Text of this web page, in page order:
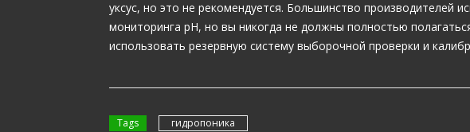
уксус, но это не рекомендуется. Большинство производителей
мониторинга рН, но вы никогда не должны полностью
использовать резервную систему выборочной проверки и
Tags гидропоника